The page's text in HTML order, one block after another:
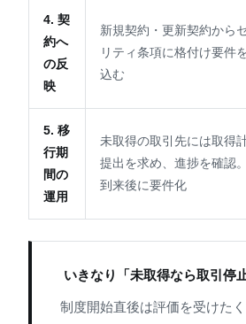
4. 契
約へ
の反
映
新規契約・更新契約から
リティ条項に格付け要件
込む
5. 移
行期
間の
運用
未取得の取引先には取得
提出を求め、進捗を確認
到来後に要件化
いきなり「未取得なら取引停
制度開始直後は評価を受けた